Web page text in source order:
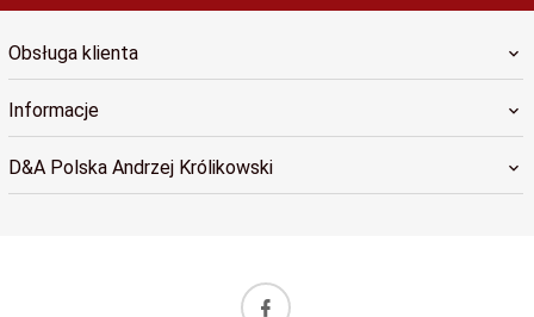
Obsługa klienta
Informacje
D&A Polska Andrzej Królikowski